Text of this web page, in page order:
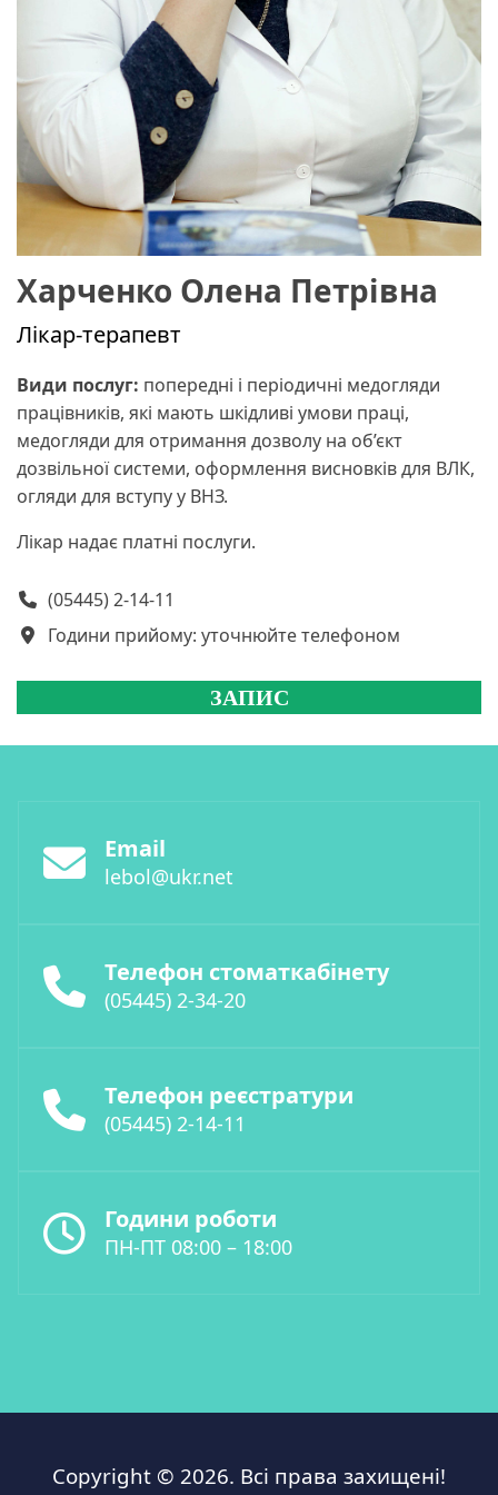
Харченко Олена Петрівна
Лікар-терапевт
Види послуг: попередні і періодичні медогляди
працівників, які мають шкідливі умови праці,
медогляди для отримання дозволу на об’єкт
дозвільної системи, оформлення висновків для ВЛК,
огляди для вступу у ВНЗ.
Лікар надає платні послуги.
(05445) 2-14-11
Години прийому: уточнюйте телефоном
Email
lebol@ukr.net
Телефон стоматкабінету
(05445) 2-34-20
Телефон реєстратури
(05445) 2-14-11
Години роботи
ПН-ПТ 08:00 – 18:00
Copyright © 2026. Всі права захищені!